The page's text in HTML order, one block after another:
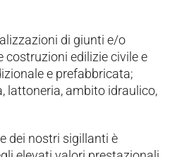
di giunti e/o
costruzioni edilizie civile e
e prefabbricata;
lattoneria, ambito idraulico,
dei nostri sigillanti è